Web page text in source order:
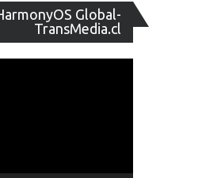
Global-
TransMedia.cl
de
vídeo